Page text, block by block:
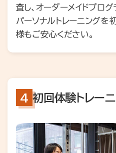
査し、オーダーメイドプログ
パーソナルトレーニングを
様もご安心ください。
初回体験トレー